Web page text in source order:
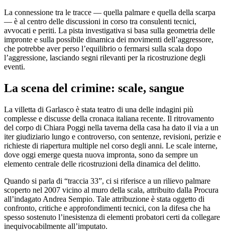
La connessione tra le tracce — quella palmare e quella della scarpa
— è al centro delle discussioni in corso tra consulenti tecnici,
avvocati e periti. La pista investigativa si basa sulla geometria delle
impronte e sulla possibile dinamica dei movimenti dell’aggressore,
che potrebbe aver perso l’equilibrio o fermarsi sulla scala dopo
l’aggressione, lasciando segni rilevanti per la ricostruzione degli
eventi.
La scena del crimine: scale, sangue
La villetta di Garlasco è stata teatro di una delle indagini più
complesse e discusse della cronaca italiana recente. Il ritrovamento
del corpo di Chiara Poggi nella taverna della casa ha dato il via a un
iter giudiziario lungo e controverso, con sentenze, revisioni, perizie e
richieste di riapertura multiple nel corso degli anni. Le scale interne,
dove oggi emerge questa nuova impronta, sono da sempre un
elemento centrale delle ricostruzioni della dinamica del delitto.
Quando si parla di “traccia 33”, ci si riferisce a un rilievo palmare
scoperto nel 2007 vicino al muro della scala, attribuito dalla Procura
all’indagato Andrea Sempio. Tale attribuzione è stata oggetto di
confronto, critiche e approfondimenti tecnici, con la difesa che ha
spesso sostenuto l’inesistenza di elementi probatori certi da collegare
inequivocabilmente all’imputato.